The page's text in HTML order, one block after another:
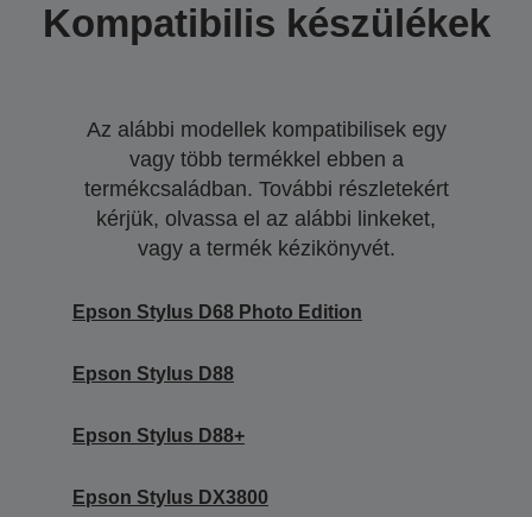
Kompatibilis készülékek
Az alábbi modellek kompatibilisek egy
vagy több termékkel ebben a
termékcsaládban. További részletekért
kérjük, olvassa el az alábbi linkeket,
vagy a termék kézikönyvét.
Epson Stylus D68 Photo Edition
Epson Stylus D88
Epson Stylus D88+
Epson Stylus DX3800